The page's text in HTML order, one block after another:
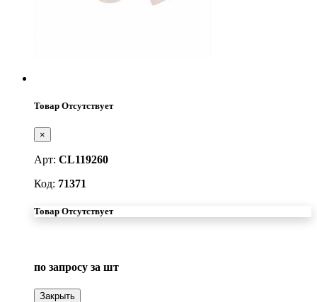
Товар Отсутствует
×
Арт: CL119260
Код: 71371
Товар Отсутствует
по запросу за шт
Закрыть